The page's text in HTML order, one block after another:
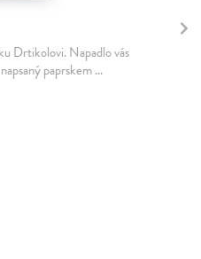
Drtikolovi. Napadlo vás
paprskem ...